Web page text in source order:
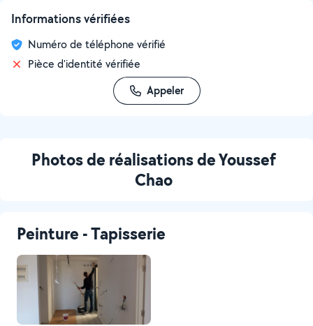
Informations vérifiées
Numéro de téléphone vérifié
Pièce d'identité vérifiée
Appeler
Photos de réalisations de Youssef
Chao
Peinture - Tapisserie